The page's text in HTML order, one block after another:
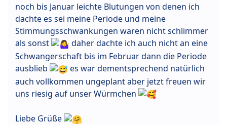
noch bis Januar leichte Blutungen von denen ich
dachte es sei meine Periode und meine
Stimmungsschwankungen waren nicht schlimmer
als sonst
daher dachte ich auch nicht an eine
Schwangerschaft bis im Februar dann die Periode
ausblieb
es war dementsprechend natürlich
auch vollkommen ungeplant aber jetzt freuen wir
uns riesig auf unser Würmchen
Liebe Grüße